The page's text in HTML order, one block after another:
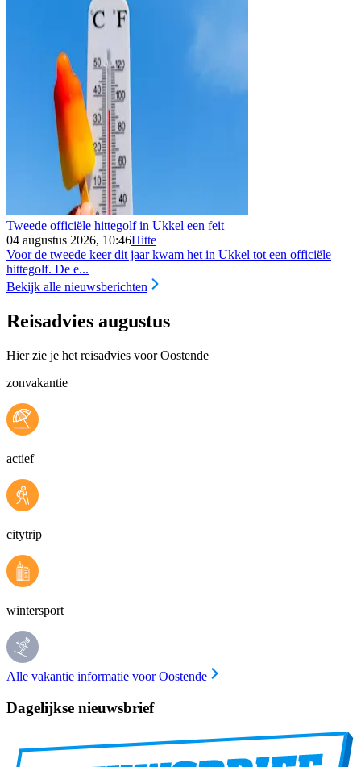
Tweede officiële hittegolf in Ukkel een feit
04 augustus 2026, 10:46Hitte
Voor de tweede keer dit jaar kwam het in Ukkel tot een officiële
hittegolf. De e...
Bekijk alle nieuwsberichten
Reisadvies augustus
Hier zie je het reisadvies voor Oostende
zonvakantie
actief
citytrip
wintersport
Alle vakantie informatie voor Oostende
Dagelijkse nieuwsbrief